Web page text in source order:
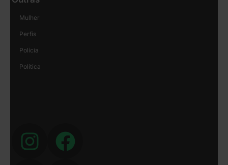
Mulher
Perfis
Polícia
Política